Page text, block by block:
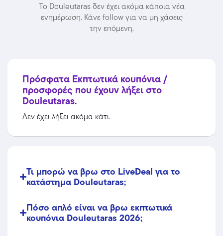
Το Douleutaras δεν έχει ακόμα κάποια νέα
ενημέρωση. Κάνε follow για να μη χάσεις
την επόμενη.
Πρόσφατα Εκπτωτικά κουπόνια /
προσφορές που έχουν λήξει στο
Douleutaras.
Δεν έχει λήξει ακόμα κάτι.
Τι μπορώ να βρω στο LiveDeal για το
κατάστημα Douleutaras;
Πόσο απλό είναι να βρω εκπτωτικά
κουπόνια Douleutaras 2026;